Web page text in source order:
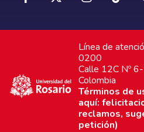
Línea de
0200
Calle 12C Nº
Colombia
Términos de
aquí:
reclamos,
petición)